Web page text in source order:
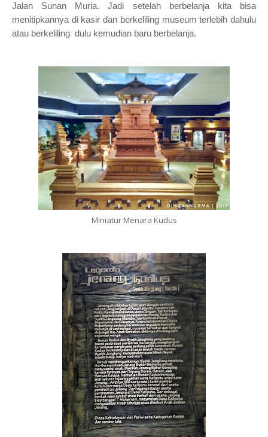
Jalan Sunan Muria. Jadi setelah berbelanja kita bisa
menitipkannya di kasir dan berkeliling museum terlebih dahulu
atau berkeliling dulu kemudian baru berbelanja.
Miniatur Menara Kudus